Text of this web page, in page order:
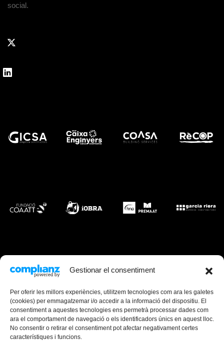
Gestionar el consentiment
Per oferir les millors experiències, utilitzem tecnologies com ara les galetes
(cookies) per emmagatzemar i/o accedir a la informació del dispositiu. El
consentiment a aquestes tecnologies ens permetrà processar dades com
ara el comportament de navegació o els identificadors únics en aquest lloc.
No consentir o retirar el consentiment pot afectar negativament certes
característiques i funcions.
social.